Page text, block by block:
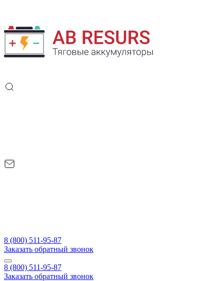
8 (800) 511-95-87
Заказать обратный звонок
8 (800) 511-95-87
Заказать обратный звонок